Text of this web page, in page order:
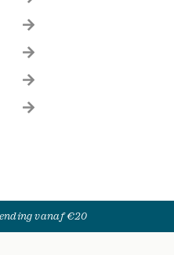
vanaf €20